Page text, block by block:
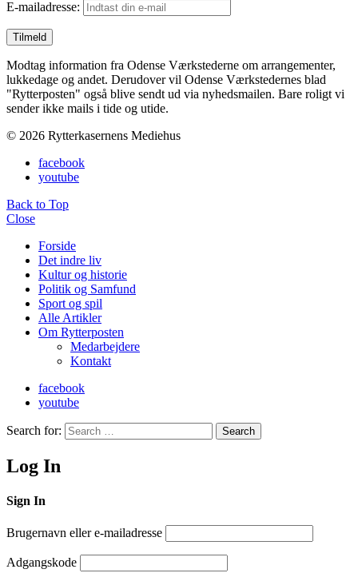
E-mailadresse:
Modtag information fra Odense Værkstederne om arrangementer,
lukkedage og andet. Derudover vil Odense Værkstedernes blad
"Rytterposten" også blive sendt ud via nyhedsmailen. Bare roligt vi
sender ikke mails i tide og utide.
© 2026 Rytterkasernens Mediehus
facebook
youtube
Back to Top
Close
Forside
Det indre liv
Kultur og historie
Politik og Samfund
Sport og spil
Alle Artikler
Om Rytterposten
Medarbejdere
Kontakt
facebook
youtube
Search for: Search
Log In
Sign In
Brugernavn eller e-mailadresse
Adgangskode